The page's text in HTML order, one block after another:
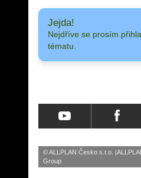
Jejda!
Nejdříve se prosím
tématu.
© ALLPLAN Česko s.r.o.
Group